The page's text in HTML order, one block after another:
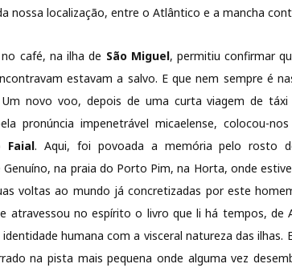
nossa localização, entre o Atlântico e a mancha
café, na ilha de São Miguel, permitiu confirmar
estavam a salvo. E que nem sempre é
novo voo, depois de uma curta viagem de
pronúncia impenetrável micaelense, colocou-
Faial. Aqui, foi povoada a memória pelo rosto
na praia do Porto Pim, na Horta, onde
voltas ao mundo já concretizadas por este
atravessou no espírito o livro que li há tempos, de
identidade humana com a visceral natureza das ilhas.
na pista mais pequena onde alguma vez